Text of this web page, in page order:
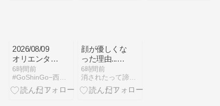
2026/08/09
オリエンタル
バイオ（西山
選手メッセー
ジ）
6時間前
顔が優しくな
った理由...／
ゆず×羽生放
送予定
色々！！／投
6時間前